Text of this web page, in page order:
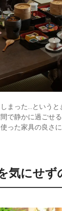
まった…という
で静かに過ごせ
った家具の良さ
気にせず